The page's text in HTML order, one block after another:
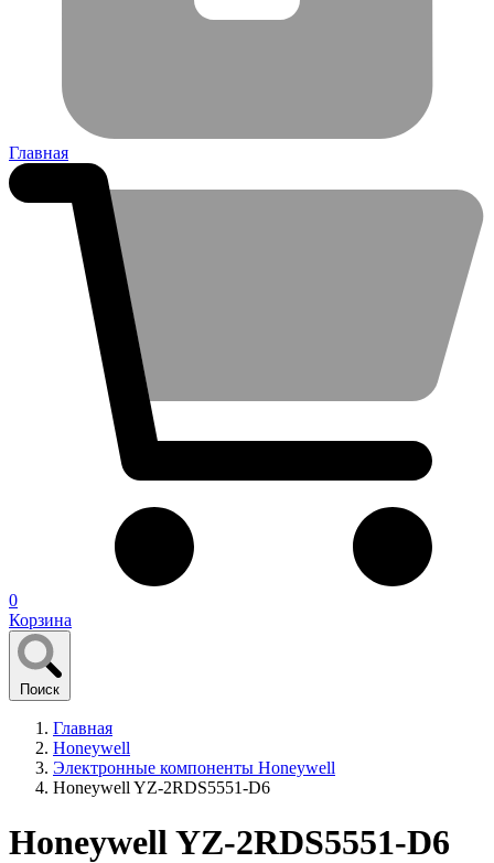
Главная
0
Корзина
Поиск
Главная
Honeywell
Электронные компоненты Honeywell
Honeywell YZ-2RDS5551-D6
Honeywell YZ-2RDS5551-D6